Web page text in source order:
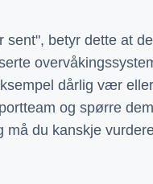
betyr dette at
dårlig vær
og spørre
du kanskje